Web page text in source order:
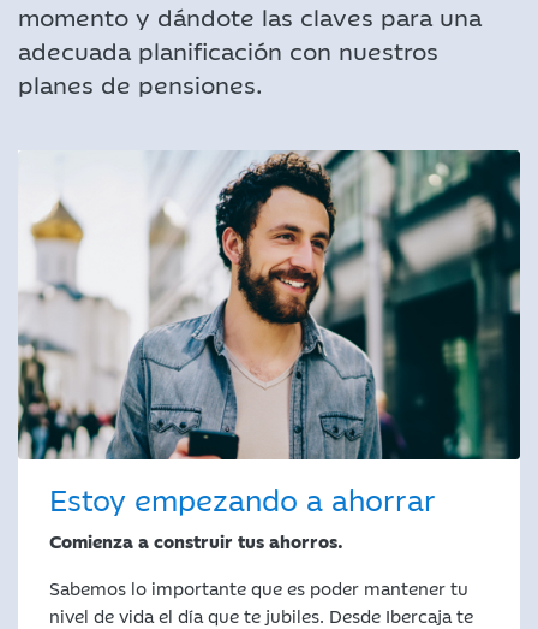
momento y dándote las claves para una
adecuada planificación con nuestros
planes de pensiones.
Estoy empezando a ahorrar
Comienza a construir tus ahorros.
Sabemos lo importante que es poder mantener tu
nivel de vida el día que te jubiles. Desde Ibercaja te